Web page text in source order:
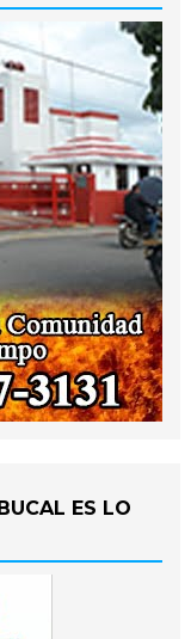
ES LO